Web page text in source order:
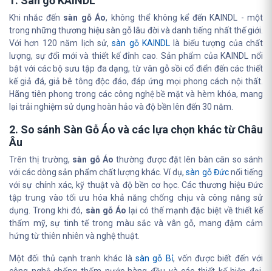
Khi nhắc đến sàn gỗ Áo, không thể không kể đến KAINDL - một
trong những thương hiệu sàn gỗ lâu đời và danh tiếng nhất thế giới.
Với hơn 120 năm lịch sử,sàn gỗ KAINDL là biểu tượng của chất
lượng, sự đổi mới và thiết kế đỉnh cao. Sản phẩm của KAINDL nổi
bật với các bộ sưu tập đa dạng, từ vân gỗ sồi cổ điển đến các thiết
kế giả đá, giả bê tông độc đáo, đáp ứng mọi phong cách nội thất.
Hãng tiên phong trong các công nghệ bề mặt và hèm khóa, mang
lại trải nghiệm sử dụng hoàn hảo và độ bền lên đến 30 năm.
2. So sánh Sàn Gỗ Áo và các lựa chọn khác từ Châu
Âu
Trên thị trường, sàn gỗ Áo thường được đặt lên bàn cân so sánh
với các dòng sản phẩm chất lượng khác. Ví dụ,sàn gỗ Đứcnổi tiếng
với sự chính xác, kỹ thuật và độ bền cơ học. Các thương hiệu Đức
tập trung vào tối ưu hóa khả năng chống chịu và công năng sử
dụng. Trong khi đó, sàn gỗ Áo lại có thế mạnh đặc biệt về thiết kế
thẩm mỹ, sự tinh tế trong màu sắc và vân gỗ, mang đậm cảm
hứng từ thiên nhiên và nghệ thuật.
Một đối thủ cạnh tranh khác là sàn gỗ Bỉ, vốn được biết đến với